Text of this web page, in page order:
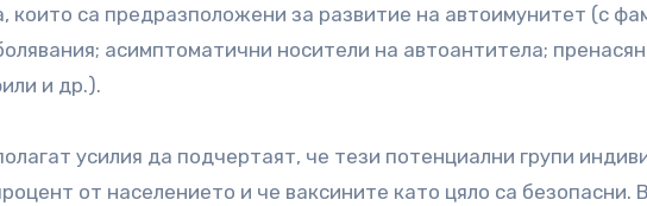
които са предразположени за развитие на автоимунитет (с
асимптоматични носители на автоантитела;
и др.).
усилия да подчертаят, че тези потенциални групи
от населението и че ваксините като цяло са безопасни.